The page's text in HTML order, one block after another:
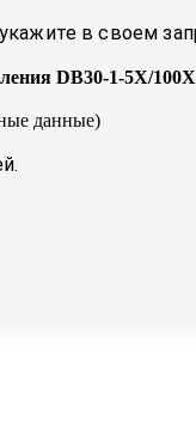
в своем
DB30-1-5X/
данные)